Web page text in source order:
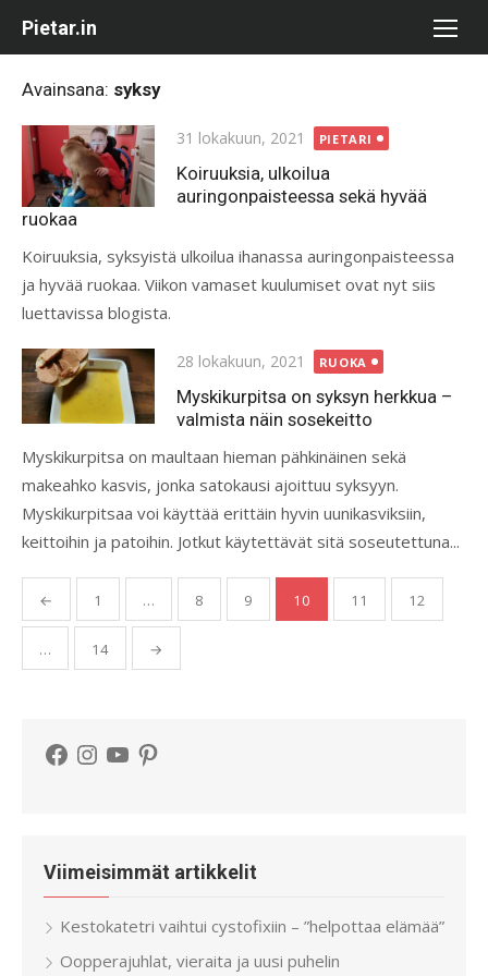
Pietar.in
Avainsana: syksy
Posted
on
31 lokakuun, 2021 PIETARI
Koiruuksia, ulkoilua
auringonpaisteessa sekä hyvää
ruokaa
Koiruuksia, syksyistä ulkoilua ihanassa auringonpaisteessa
ja hyvää ruokaa. Viikon vamaset kuulumiset ovat nyt siis
luettavissa blogista.
Posted
on
28 lokakuun, 2021 RUOKA
Myskikurpitsa on syksyn herkkua –
valmista näin sosekeitto
Myskikurpitsa on maultaan hieman pähkinäinen sekä
makeahko kasvis, jonka satokausi ajoittuu syksyyn.
Myskikurpitsaa voi käyttää erittäin hyvin uunikasviksiin,
keittoihin ja patoihin. Jotkut käytettävät sitä soseutettuna...
Artikkelien
sivutus
← 1 … 8 9 10 11 12
… 14 →
Facebook
Instagram
YouTubePinterest
Viimeisimmät artikkelit
Kestokatetri vaihtui cystofixiin – ”helpottaa elämää”
Oopperajuhlat, vieraita ja uusi puhelin